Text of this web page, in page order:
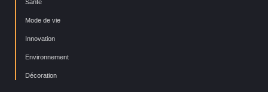
Santé
Mode de vie
Innovation
Environnement
Décoration